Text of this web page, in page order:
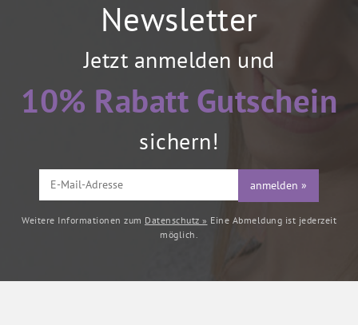
Newsletter
Jetzt anmelden und
10% Rabatt Gutschein
sichern!
anmelden »
Weitere Informationen zum Datenschutz » Eine Abmeldung ist jederzeit
möglich.